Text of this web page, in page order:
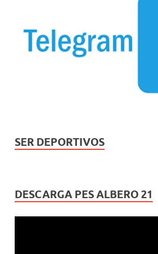
SER DEPORTIVOS
DESCARGA PES ALBERO 21